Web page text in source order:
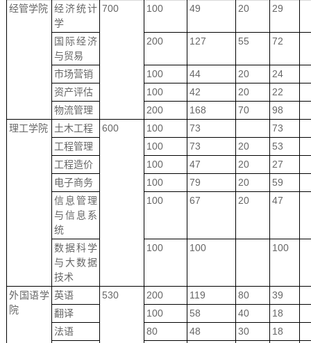
经管学院 经济统计
学
700 100 49 20 29
国际经济
与贸易
200 127 55 72
市场营销 100 44 20
24
资产评估
100 42 20
22
物流管理
200 168 70
98
理工学院
土木工程 600 100 73
73
工程管理
100 73 20
53
工程造价
100 47 20
27
电子商务
100 79 20
59
信息管理
与信息系
统
100 67 20 47
数据科学
与大数据
技术
100 100 100
外国语学
院
英语 530 200 119 80
39
翻译
100 58 40
18
法语
80 48 30
18